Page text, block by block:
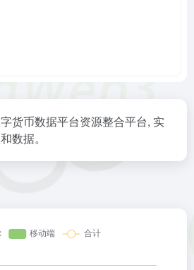
货币数据平台资源整合平台, 实
数据。